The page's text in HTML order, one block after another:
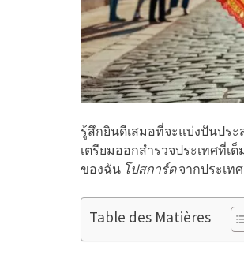
รู้สึกยินดีเสมอที่จะแบ่งปันปร
เตรียมออกสำรวจประเทศที่
ของฉัน โปสการ์ดจากประเท
Table des Matières